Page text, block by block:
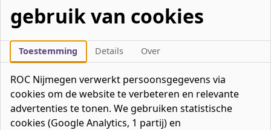
Mbo-opleidingen
Werken & Leren
Mavo / havo / vwo
Contact
Over ons
Bedrijven
gebruik van cookies
Toestemming Details Over
ROC Nijmegen verwerkt persoonsgegevens via
cookies om de website te verbeteren en relevante
advertenties te tonen. We gebruiken statistische
cookies (Google Analytics, 1 partij) en